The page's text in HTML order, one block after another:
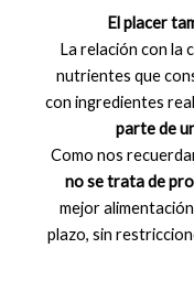
El placer
La relación con la
nutrientes que
con ingredientes
parte de
Como nos
no se trata de
mejor
plazo, sin